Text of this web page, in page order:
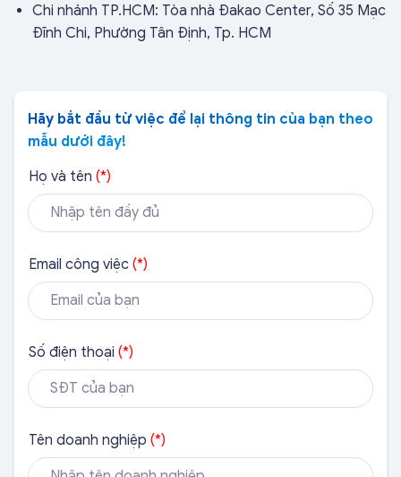
Chi nhánh TP.HCM: Tòa nhà Đakao Center, Số 35 Mạc
Đĩnh Chi, Phường Tân Định, Tp. HCM
Hãy bắt đầu từ việc để lại thông tin của bạn theo
mẫu dưới đây!
Họ và tên (*)
Email công việc (*)
Số điện thoại (*)
Tên doanh nghiệp (*)
Bắc Giang